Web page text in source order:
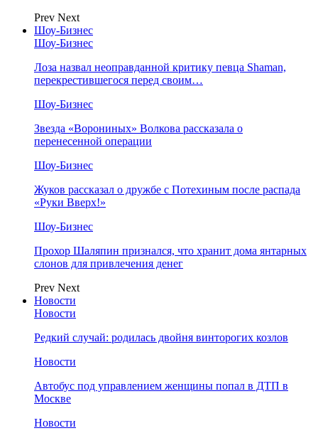
Prev Next
Шоу-Бизнес
Шоу-Бизнес
Лоза назвал неоправданной критику певца Shaman,
перекрестившегося перед своим…
Шоу-Бизнес
Звезда «Ворониных» Волкова рассказала о
перенесенной операции
Шоу-Бизнес
Жуков рассказал о дружбе с Потехиным после распада
«Руки Вверх!»
Шоу-Бизнес
Прохор Шаляпин признался, что хранит дома янтарных
слонов для привлечения денег
Prev Next
Новости
Новости
Редкий случай: родилась двойня винторогих козлов
Новости
Автобус под управлением женщины попал в ДТП в
Москве
Новости